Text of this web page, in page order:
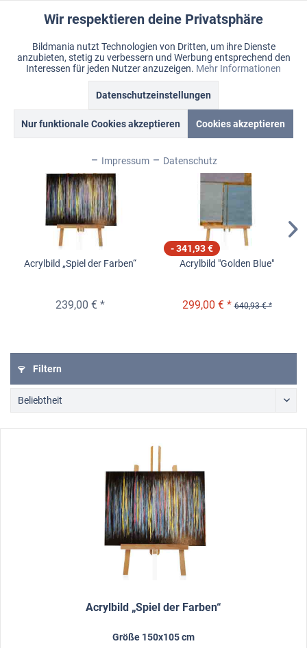
Warenkorb
Merkzettel Mein Konto
Menü
Topseller
Acrylbild „Spiel der Farben“
239,00 € *
- 341,93 €
Acrylbild "Golden Blue"
299,00 € * 640,93 € *
Filtern
Acrylbild „Spiel der Farben“
Größe 150x105 cm
Funktionale Aktiv
Marketing Inaktiv
Inaktiv
Service Inaktiv
Sonstige Inaktiv
Chat Inaktiv
Wir respektieren deine Privatsphäre
Bildmania nutzt Technologien von Dritten, um ihre Dienste
anzubieten, stetig zu verbessern und Werbung entsprechend den
Interessen für jeden Nutzer anzuzeigen. Mehr Informationen
Datenschutzeinstellungen
Nur funktionale Cookies akzeptieren Cookies akzeptieren
Impressum Datenschutz